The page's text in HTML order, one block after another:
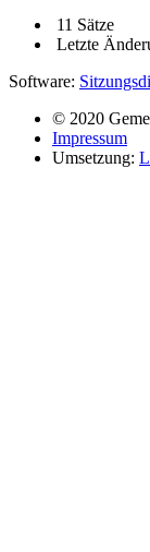
11 Sätze
Letzte
Software:
© 2020
Impressum
Umsetzung: